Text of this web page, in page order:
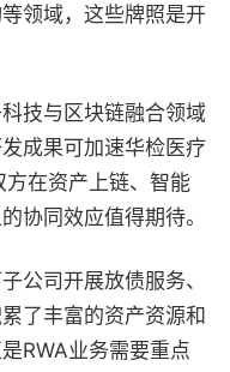
领域，这些牌照是开
技与区块链融合领域
成果可加速华检医疗
方在资产上链、智能
协同效应值得期待。
公司开展放债服务、
了丰富的资产资源和
RWA业务需要重点